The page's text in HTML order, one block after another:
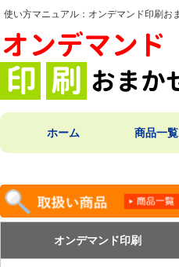
使い方マニュアル：オンデマンド印刷お
ホーム 商品一覧
オンデマンド印刷